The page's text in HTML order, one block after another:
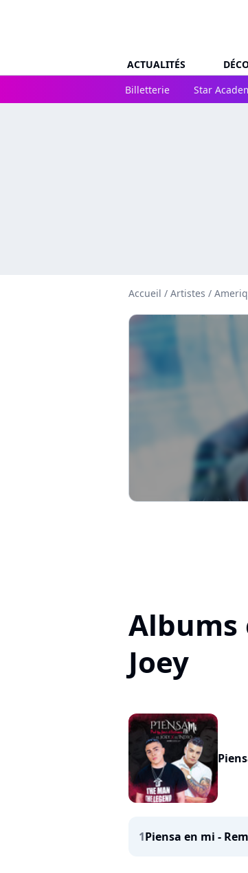
ACTUALITÉS
Billetterie
Star
Accueil / Artistes /
Albums
Joey
1Piensa en mi -